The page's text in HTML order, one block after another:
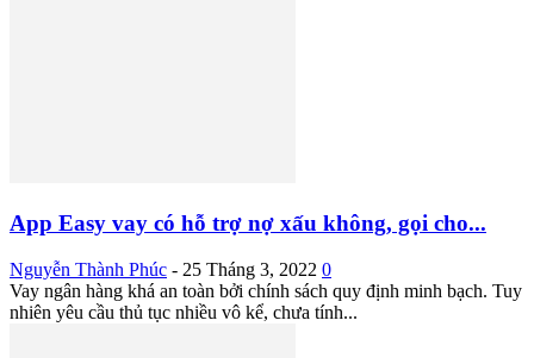
App Easy vay có hỗ trợ nợ xấu không, gọi cho...
Nguyễn Thành Phúc - 25 Tháng 3, 2022 0
Vay ngân hàng khá an toàn bởi chính sách quy định minh bạch. Tuy
nhiên yêu cầu thủ tục nhiều vô kể, chưa tính...